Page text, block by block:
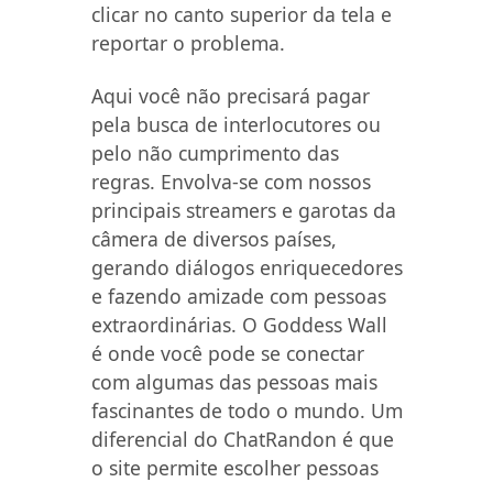
clicar no canto superior da tela e
reportar o problema.
Aqui você não precisará pagar
pela busca de interlocutores ou
pelo não cumprimento das
regras. Envolva-se com nossos
principais streamers e garotas da
câmera de diversos países,
gerando diálogos enriquecedores
e fazendo amizade com pessoas
extraordinárias. O Goddess Wall
é onde você pode se conectar
com algumas das pessoas mais
fascinantes de todo o mundo. Um
diferencial do ChatRandon é que
o site permite escolher pessoas